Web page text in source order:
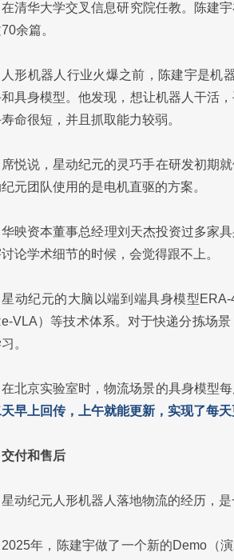
清华大学交叉信息研究院任教。陈建
余篇。
人形机器人行业火爆之前，陈建宇是机
具身模型。他发现，想让机器人干活
命很短，并且抓取能力较弱。
席悦说，星动纪元的灵巧手在研发初期
元团队使用的是电机直驱的方案。
华映资本董事总经理刘天杰投资过多家
论学术细节的时候，会觉得跟不上。
星动纪元的大脑以端到端具身模型
VLA）等技术体系。对于快递分拣场
。
在北京实验室时，物流场景的具身模型
早上回传，上午就能更新，实现了每
交付和售后
星动纪元人形机器人落地物流的经历，
2025年，陈建宇做了一个新的Demo（